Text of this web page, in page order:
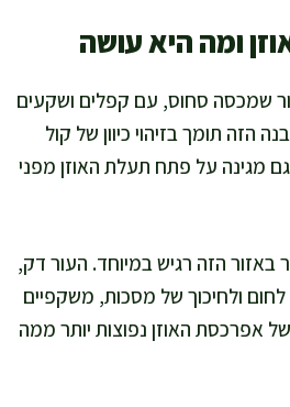
ומה היא עושה
שמכסה סחוס, עם קפלים ושקעים
הזה תומך בזיהוי כיוון של קול
מגינה על פתח תעלת האוזן מפני
באזור הזה רגיש במיוחד. העור דק,
ולחיכוך של מסכות, משקפיים
של אפרכסת האוזן נפוצות יותר ממה